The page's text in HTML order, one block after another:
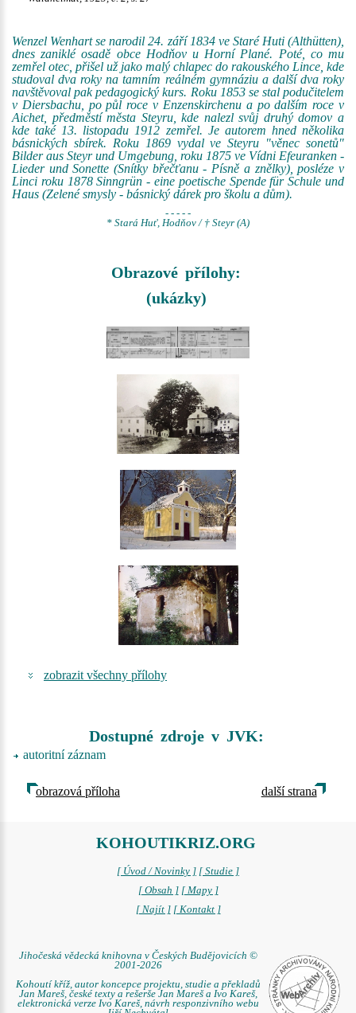
Wenzel Wenhart se narodil 24. září 1834 ve Staré Huti (Althütten),
dnes zaniklé osadě obce Hodňov u Horní Plané. Poté, co mu
zemřel otec, přišel už jako malý chlapec do rakouského Lince, kde
studoval dva roky na tamním reálném gymnáziu a další dva roky
navštěvoval pak pedagogický kurs. Roku 1853 se stal podučitelem
v Diersbachu, po půl roce v Enzenskirchenu a po dalším roce v
Aichet, předměstí města Steyru, kde nalezl svůj druhý domov a
kde také 13. listopadu 1912 zemřel. Je autorem hned několika
básnických sbírek. Roku 1869 vydal ve Steyru "věnec sonetů"
Bilder aus Steyr und Umgebung, roku 1875 ve Vídni Efeuranken -
Lieder und Sonette (Snítky břečťanu - Písně a znělky), posléze v
Linci roku 1878 Sinngrün - eine poetische Spende für Schule und
Haus (Zelené smysly - básnický dárek pro školu a dům).
- - - - -
* Stará Huť, Hodňov / † Steyr (A)
Obrazové přílohy:
(ukázky)
zobrazit všechny přílohy
Dostupné zdroje v JVK:
autoritní záznam
obrazová příloha další strana
KOHOUTIKRIZ.ORG
[ Úvod / Novinky ] [ Studie ]
[ Obsah ] [ Mapy ]
[ Najít ] [ Kontakt ]
Jihočeská vědecká knihovna v Českých Budějovicích ©
2001-2026
Kohoutí kříž, autor koncepce projektu, studie a překladů
Jan Mareš, české texty a rešerše Jan Mareš a Ivo Kareš,
elektronická verze Ivo Kareš, návrh responzivního webu